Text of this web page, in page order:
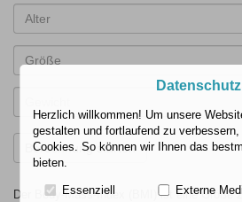
Der Body-Mass-Index (BMI) ist eine Größe
Datenschutz
Herzlich willkommen! Um unsere
gestalten und fortlaufend zu
Cookies. So können wir Ihnen das
bieten.
Essenziell Externe